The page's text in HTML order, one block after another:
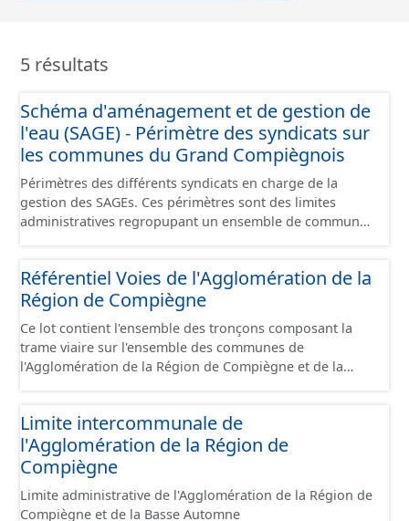
5 résultats
Schéma d'aménagement et de gestion de
l'eau (SAGE) - Périmètre des syndicats sur
les communes du Grand Compiègnois
Périmètres des différents syndicats en charge de la
gestion des SAGEs. Ces périmètres sont des limites
administratives regropupant un ensemble de communes
diverses : - SAGE, - GEMA (Gestion des Milieux
Aquatiques) - Ruissellement. Le ou les périmètres du
syndicat de la Brêche n'est pas inclus dans ce jeu de
données.
Référentiel Voies de l'Agglomération de la
Région de Compiègne
Ce lot contient l'ensemble des tronçons composant la
trame viaire sur l'ensemble des communes de
l'Agglomération de la Région de Compiègne et de la
peut-être nommé ou non par un libellé de voie. Un
tronçon appartient à une ou deux communes. Un
tronçon représente, le plus souvent, le centre de la
chaussée. Les tronçons de voies sont topologiques : les
extrémités d’un tronçon correspondent à des
Limite intercommunale de
l'Agglomération de la Région de
Compiègne
Limite administrative de l'Agglomération de la Région de
Compiègne et de la Basse Automne